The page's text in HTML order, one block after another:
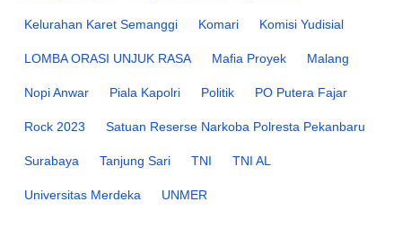
Kelurahan Karet Semanggi Komari Komisi Yudisial
LOMBA ORASI UNJUK RASA Mafia Proyek Malang
Nopi Anwar Piala Kapolri Politik PO Putera Fajar
Rock 2023 Satuan Reserse Narkoba Polresta Pekanbaru
Surabaya Tanjung Sari TNI TNI AL
Universitas Merdeka UNMER